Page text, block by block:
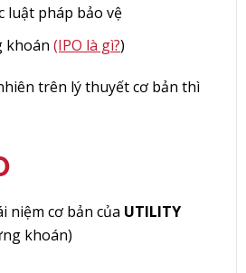
luật pháp bảo vệ
khoán (IPO là gì?)
trên lý thuyết cơ bản thì
niệm cơ bản của UTILITY
khoán)